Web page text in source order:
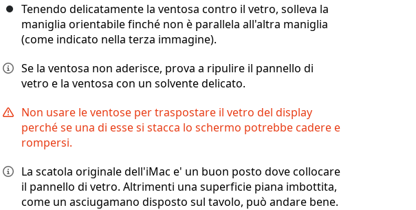
Tenendo delicatamente la ventosa contro il vetro, solleva la
maniglia orientabile finché non è parallela all'altra maniglia
(come indicato nella terza immagine).
Se la ventosa non aderisce, prova a ripulire il pannello di
vetro e la ventosa con un solvente delicato.
Non usare le ventose per traspostare il vetro del display
perché se una di esse si stacca lo schermo potrebbe cadere e
rompersi.
La scatola originale dell'iMac e' un buon posto dove collocare
il pannello di vetro. Altrimenti una superficie piana imbottita,
come un asciugamano disposto sul tavolo, può andare bene.